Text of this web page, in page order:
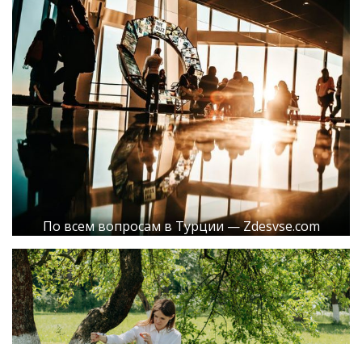
По всем вопросам в Турции — Zdesvse.com